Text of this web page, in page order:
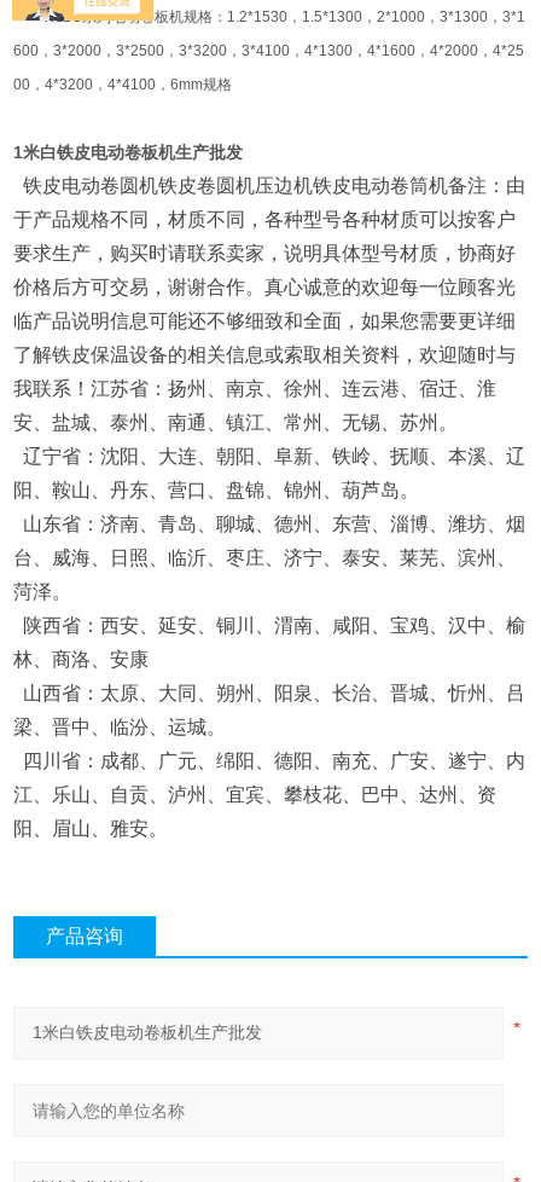
W11G系列电动卷板机规格：1.2*1530，1.5*1300，2*1000，3*1300，3*1
600，3*2000，3*2500，3*3200，3*4100，4*1300，4*1600，4*2000，4*25
00，4*3200，4*4100，6mm规格
1米白铁皮电动卷板机生产批发
铁皮电动卷圆机铁皮卷圆机压边机铁皮电动卷筒机备注：由
于产品规格不同，材质不同，各种型号各种材质可以按客户
要求生产，购买时请联系卖家，说明具体型号材质，协商好
价格后方可交易，谢谢合作。真心诚意的欢迎每一位顾客光
临产品说明信息可能还不够细致和全面，如果您需要更详细
了解铁皮保温设备的相关信息或索取相关资料，欢迎随时与
我联系！江苏省：扬州、南京、徐州、连云港、宿迁、淮
安、盐城、泰州、南通、镇江、常州、无锡、苏州。
辽宁省：沈阳、大连、朝阳、阜新、铁岭、抚顺、本溪、辽
阳、鞍山、丹东、营口、盘锦、锦州、葫芦岛。
山东省：济南、青岛、聊城、德州、东营、淄博、潍坊、烟
台、威海、日照、临沂、枣庄、济宁、泰安、莱芜、滨州、
菏泽。
陕西省：西安、延安、铜川、渭南、咸阳、宝鸡、汉中、榆
林、商洛、安康
山西省：太原、大同、朔州、阳泉、长治、晋城、忻州、吕
梁、晋中、临汾、运城。
四川省：成都、广元、绵阳、德阳、南充、广安、遂宁、内
江、乐山、自贡、泸州、宜宾、攀枝花、巴中、达州、资
阳、眉山、雅安。
产品咨询